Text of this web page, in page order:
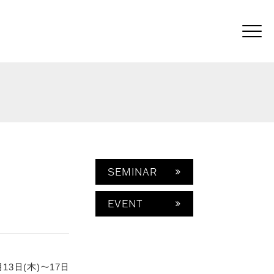
Click
13日(木)～17日
SEMINAR
EVENT